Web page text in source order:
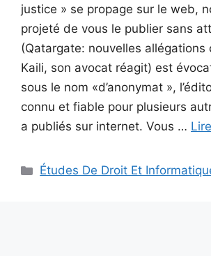
justice » se propage sur le web,
projeté de vous le publier sans
(Qatargate: nouvelles allégations
Kaili, son avocat réagit) est
sous le nom «d’anonymat »,
connu et fiable pour plusieurs
a publiés sur internet. Vous …
Catégories
Études De Droit Et